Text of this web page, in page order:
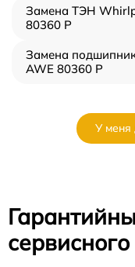
Замена ТЭН
80360 P
Замена
AWE 80360 P
У меня